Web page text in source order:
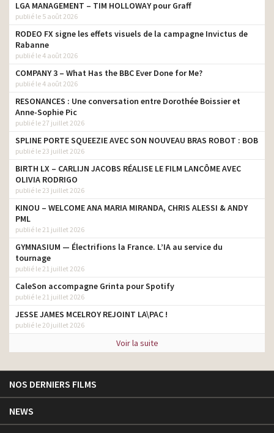
LGA MANAGEMENT – TIM HOLLOWAY pour Graff
publié le 5 août 2026
RODEO FX signe les effets visuels de la campagne Invictus de
Rabanne
publié le 4 août 2026
COMPANY 3 – What Has the BBC Ever Done for Me?
publié le 4 août 2026
RESONANCES : Une conversation entre Dorothée Boissier et
Anne-Sophie Pic
publié le 27 juillet 2026
SPLINE PORTE SQUEEZIE AVEC SON NOUVEAU BRAS ROBOT : BOB
publié le 23 juillet 2026
BIRTH LX – CARLIJN JACOBS RÉALISE LE FILM LANCÔME AVEC
OLIVIA RODRIGO
publié le 23 juillet 2026
KINOU – WELCOME ANA MARIA MIRANDA, CHRIS ALESSI & ANDY
PML
publié le 21 juillet 2026
GYMNASIUM — Électrifions la France. L’IA au service du
tournage
publié le 21 juillet 2026
CaleSon accompagne Grinta pour Spotify
publié le 21 juillet 2026
JESSE JAMES MCELROY REJOINT LA\PAC !
publié le 20 juillet 2026
Voir la suite
NOS DERNIERS FILMS
NEWS